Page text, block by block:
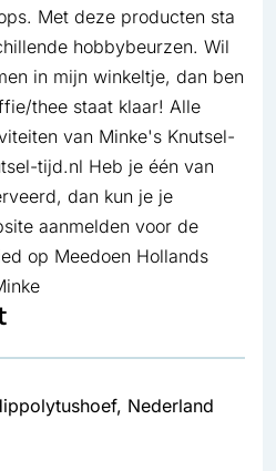
Met deze producten sta
hobbybeurzen. Wil
in mijn winkeltje, dan ben
thee staat klaar! Alle
van Minke's Knutsel-
tijd.nl Heb je één van
dan kun je je
aanmelden voor de
op Meedoen Hollands
Nederland